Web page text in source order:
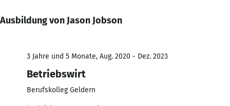
Ausbildung von Jason Jobson
3 Jahre und 5 Monate, Aug. 2020 - Dez. 2023
Betriebswirt
Berufskolleg Geldern